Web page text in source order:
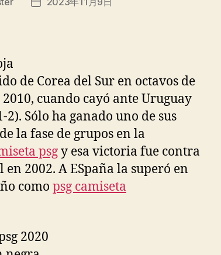
Fecha
de Corea del Sur en octavos de
cuando cayó ante Uruguay
Sólo ha ganado uno de sus
la fase de grupos en la
psgy esa victoria fue contra
2002. A ESpaña la superó en
como psg camiseta